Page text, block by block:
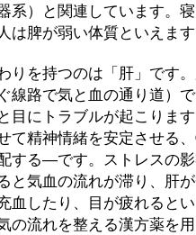
系）と関連しています。
は脾が弱い体質といえま
りを持つのは「肝」です
線路で気と血の通り道）
目にトラブルが起こりま
て精神情緒を安定させる
する―です。ストレスの
と気血の流れが滞り、肝
血したり、目が疲れると
の流れを整える漢方薬を